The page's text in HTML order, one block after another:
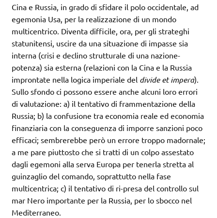
Cina e Russia, in grado di sfidare il polo occidentale, ad
egemonia Usa, per la realizzazione di un mondo
multicentrico. Diventa difficile, ora, per gli strateghi
statunitensi, uscire da una situazione di impasse sia
interna (crisi e declino strutturale di una nazione-
potenza) sia esterna (relazioni con la Cina e la Russia
improntate nella logica imperiale del divide et impera).
Sullo sfondo ci possono essere anche alcuni loro errori
di valutazione: a) il tentativo di frammentazione della
Russia; b) la confusione tra economia reale ed economia
finanziaria con la conseguenza di imporre sanzioni poco
efficaci; sembrerebbe però un errore troppo madornale;
a me pare piuttosto che si tratti di un colpo assestato
dagli egemoni alla serva Europa per tenerla stretta al
guinzaglio del comando, soprattutto nella fase
multicentrica; c) il tentativo di ri-presa del controllo sul
mar Nero importante per la Russia, per lo sbocco nel
Mediterraneo.